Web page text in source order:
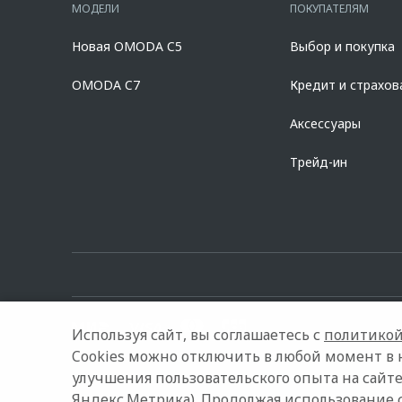
полиса КАСКО. При отказе от полиса КАСКО/отсутствии
platformId=alfasiteКредит предоставляет АО Альфа-Банк.
МОДЕЛИ
Новая OMODA C5
OMODA C7
ПОКУПАТЕЛЯМ
Выбор и покупка
Кредит и
Аксессуары
Трейд-ин
© 2026 Delivery Car на Киевской (ОНЛАЙН-ДИЛЕР)
Используя сайт, вы соглашаетесь с
Cookies можно отключить в любой момент в
улучшения пользовательского опыта на